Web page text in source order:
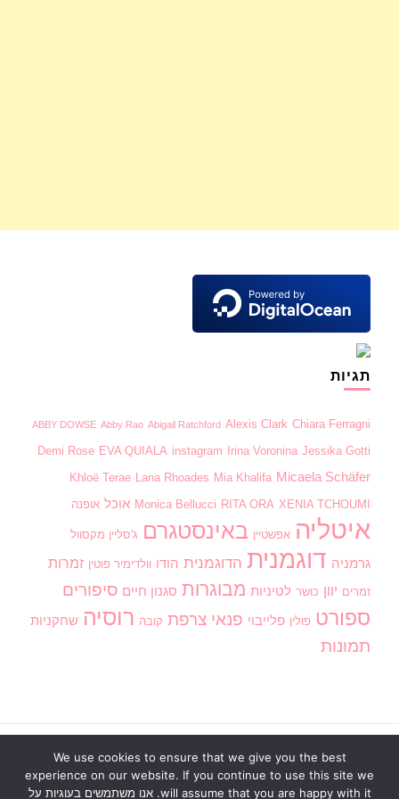
תגיות
ABBY DOWSE Abby Rao Abigail Ratchford Alexis Clark Chiara Ferragni
Demi Rose EVA QUIALA instagram Irina Voronina Jessika Gotti
Khloë Terae
Lana Rhoades Mia Khalifa Micaela Schäfer
Monica Bellucci RITA ORA XENIA TCHOUMI אוכל אופנה
איטליה אפשטיין באינסטגרם ג'סליין מקסוול
גרמניה דוגמנית הדוגמנית הודו וולדימיר פוטין זמרות
זמרים יוון כושר לטיניות מבוגרות סגנון חיים סיפורים
ספורט פולין פלייבוי פנאי צרפת קובה רוסיה שחקניות
תמונות
ראשי בנות חמות וידוי אנונימי חדשות
מדור חינוכי
סגנון חיים
פנאי דירוג תמונות כתוב לנו
We use cookies to ensure that we give you the best
experience on our website. If you continue to use this site we
will assume that you are happy with it. אנו משתמשים בעוגיות על